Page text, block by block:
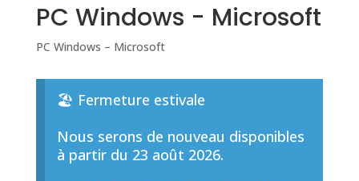
PC Windows - Microsoft
PC Windows – Microsoft
🏖️ Fermeture estivale
Nous serons de nouveau disponibles
à partir du 23 août 2026.